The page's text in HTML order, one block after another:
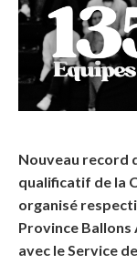
Nouveau record
qualificatif de la
organisé
Province
avec le Service